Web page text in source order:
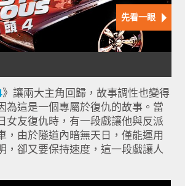
》讓兩大主角回歸，故事調性也變得
為這是一個專屬於復仇的故事。當
女友復仇時，有一段戲讓他與反派
，由於隧道內暗無天日，僅能運用
，卻又要保持速度，這一段戲讓人